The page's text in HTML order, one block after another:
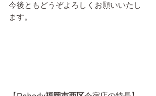
今後ともどうぞよろしくお願いいたし
ます。